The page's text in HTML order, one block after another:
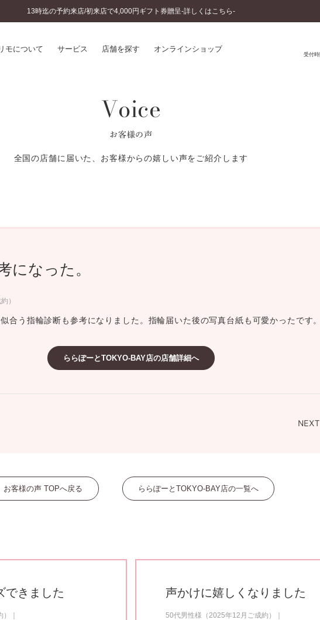
13時迄の予約来店/初来店で4,000円ギフト券贈呈-詳しくはこちら-
モについて サービス 店舗を探す オンラインショップ
のこだわり
スダイヤモンド&バースストー
ーズサポート
予約について
婚約指輪とは
結婚指輪とは
セットリングとは
ショップブログ
Voice
お客様の声
全国の店舗に届いた、お客様からの嬉しい声をご紹介します
になった。
）
合う指輪診断も参考になりました。指輪届いた後の写真台紙も可愛かったです。
ららぽーとTOKYO-BAY店の店舗詳細へ
NEXT
お客様の声 TOPへ戻る ららぽーとTOKYO-BAY店の一覧へ
できました 声かけに嬉しくなりました
50代男性様（2025年12月ご成約）